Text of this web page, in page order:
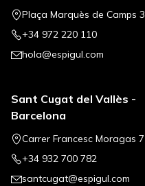
Plaça Marquès de Camps 3
+34 972 220 110
hola@espigul.com
Sant Cugat del Vallès -
Barcelona
Carrer Francesc Moragas 7
+34 932 700 782
santcugat@espigul.com